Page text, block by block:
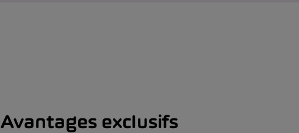
Avantages exclusifs